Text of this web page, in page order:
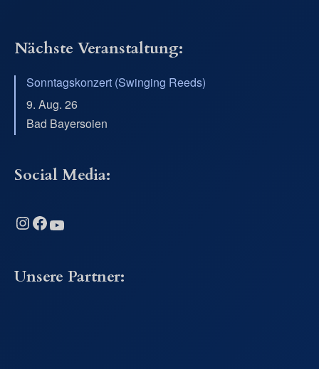
Nächste Veranstaltung:
Sonntagskonzert (Swinging Reeds)
9. Aug. 26
Bad Bayersoien
Social Media:
Instagram Facebook YouTube
Unsere Partner: